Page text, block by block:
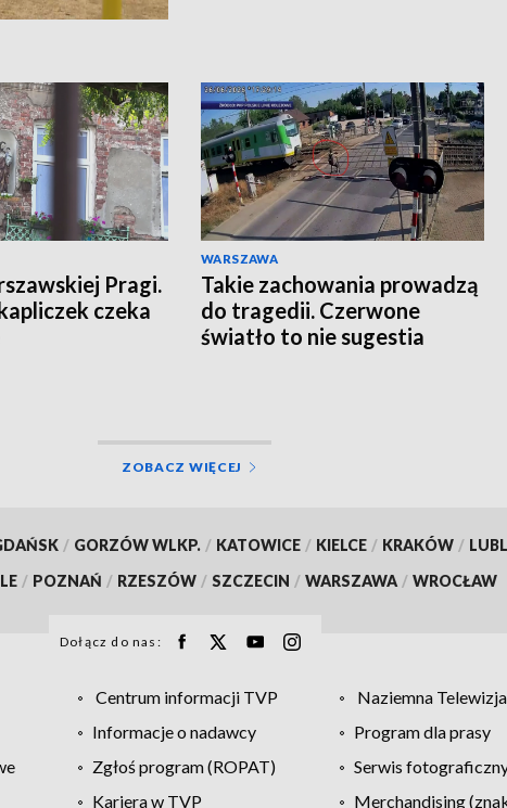
Pragi.
czeka
WARSZAWA
Takie zachowania prowadzą
do tragedii. Czerwone
światło to nie sugestia
ZOBACZ WIĘCEJ
/ GORZÓW WLKP. / KATOWICE / KIELCE / KRAKÓW /
/ POZNAŃ / RZESZÓW / SZCZECIN / WARSZAWA / WROCŁAW
Dołącz do nas:
Centrum informacji TVP Naziemna
Informacje o nadawcy
Program dla prasy
Zgłoś program (ROPAT)
Serwis
Kariera w TVP Merchandising